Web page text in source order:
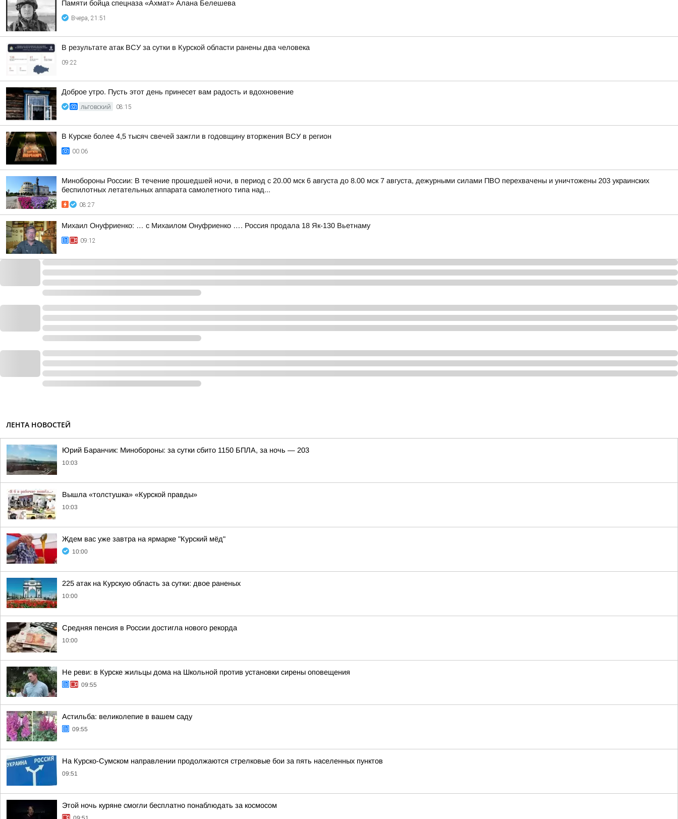
Памяти бойца спецназа «Ахмат» Алана Белешева
Вчера, 21:51
В результате атак ВСУ за сутки в Курской области ранены два человека
09:22
Доброе утро. Пусть этот день принесет вам радость и вдохновение
ЛЬГОВСКИЙ 08:15
В Курске более 4,5 тысяч свечей зажгли в годовщину вторжения ВСУ в регион
00:06
Минобороны России: В течение прошедшей ночи, в период с 20.00 мск 6 августа до 8.00 мск 7 августа, дежурными силами ПВО перехвачены и уничтожены 203 украинских
беспилотных летательных аппарата самолетного типа над...
08:27
Михаил Онуфриенко: … с Михаилом Онуфриенко …. Россия продала 18 Як-130 Вьетнаму
09:12
ЛЕНТА НОВОСТЕЙ
Юрий Баранчик: Минобороны: за сутки сбито 1150 БПЛА, за ночь — 203
10:03
Вышла «толстушка» «Курской правды»
10:03
Ждем вас уже завтра на ярмарке "Курский мёд"
10:00
225 атак на Курскую область за сутки: двое раненых
10:00
Средняя пенсия в России достигла нового рекорда
10:00
Не реви: в Курске жильцы дома на Школьной против установки сирены оповещения
09:55
Астильба: великолепие в вашем саду
09:55
На Курско-Сумском направлении продолжаются стрелковые бои за пять населенных пунктов
09:51
Этой ночь куряне смогли бесплатно понаблюдать за космосом